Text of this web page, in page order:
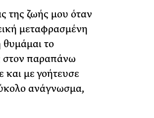
της ζωής μου όταν
μεταφρασμένη
το
στον παραπάνω
και με γοήτευσε
ανάγνωσμα,